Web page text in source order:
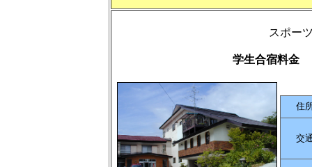
スポー
学生合宿料金
住
交